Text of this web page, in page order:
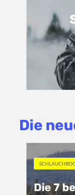
Die
Die 7